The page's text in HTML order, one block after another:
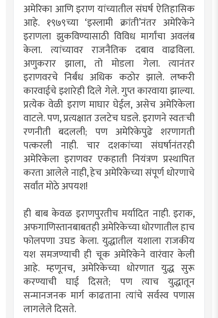
अमेरिका आणि इराण यांच्यातील संघर्ष ऐतिहासिक
आहे. १९७९च्या ‘इस्लामी क्रांती’नंतर अमेरिकेने
इराणला झुकविण्यासाठी विविध मार्गांचा अवलंब
केला. त्यांच्यावर राजनैतिक दबाव वाढविला.
अणुकरार झाला, तो मोडला गेला. त्यानंतर
इराणवरचे निर्बंध अधिक कठोर झाले. लष्करी
कारवाईचे इशारेही दिले गेले. गुप्त कारवाया झाल्या.
प्रत्येक वेळी इराण माघार घेईल, असेच अमेरिकेला
वाटले. पण, प्रत्यक्षात उलटेच घडले. इराणने स्वतःची
रणनीती बदलली; पण अमेरिकेपुढे शरणागती
पत्करली नाही. चार दशकांच्या संघर्षानंतरही
अमेरिकेला इराणवर एकहाती नियंत्रण प्रस्थापित
करता आलेले नाही, हेच अमेरिकेच्या संपूर्ण धोरणाचे
सर्वांत मोठे अपयश!
ही बाब केवळ इराणपुरतीच मर्यादित नाही. इराक,
अफगाणिस्तानबाबतही अमेरिकेच्या धोरणातील हाच
फोलपणा उघड केला. युद्धातील यशाला राजकीय
यश समजण्याची ही चूक अमेरिकेने वारंवार केली
आहे. म्हणूनच, अमेरिकेच्या धोरणात युद्ध सुरू
करण्याची घाई दिसते; पण त्याच युद्धातून
सन्मानजनक मार्ग काढताना त्यांचे सर्वस्व पणास
लागलेले दिसते.